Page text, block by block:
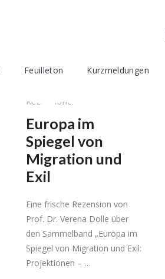
Feuilleton Kurzmeldungen
Rezensionen
Europa im
Spiegel von
Migration und
Exil
Eine frische Rezension von
Prof. Dr. Verena Dolle über
den Sammelband „Europa im
Spiegel von Migration und Exil:
Projektionen – …